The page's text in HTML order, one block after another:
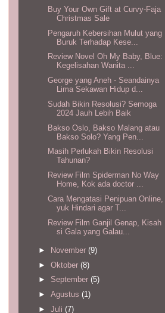
Buy Your Own Gift at Curvy-Faja
Christmas Sale
Pengaruh Kebersihan Mulut yang
Buruk Terhadap Kese...
Review Novel Oh My Baby, Blue:
Kegelisahan Wanita ...
George yang Aneh - Seandainya
Lima Sekawan Hidup d...
Sudah Bikin Resolusi? Semoga
2024 Jauh Lebih Baik
Bakso Oslo, Bakso Malang atau
Bakso Solo? Yang Pen...
Masih Perlukah Bikin Resolusi
Tahunan?
Review Film Spiderman No Way
Home, Kok ada doctor ...
Cara Mengatasi Penipuan Online,
yuk Hindari agar T...
Review Film Ganjil Genap, Kisah
si Gala yang Galau...
► November (9)
► Oktober (8)
► September (5)
► Agustus (1)
► Juli (7)